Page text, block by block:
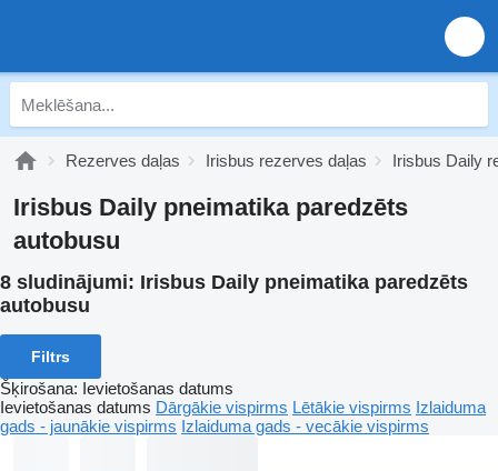
Rezerves daļas Irisbus rezerves daļas Irisbus Daily
Irisbus Daily pneimatika paredzēts
autobusu
8 sludinājumi: Irisbus Daily pneimatika paredzēts
autobusu
Filtrs
Šķirošana: Ievietošanas datums
Ievietošanas datums Dārgākie vispirms Lētākie vispirms Izlaiduma
gads - jaunākie vispirms Izlaiduma gads - vecākie vispirms